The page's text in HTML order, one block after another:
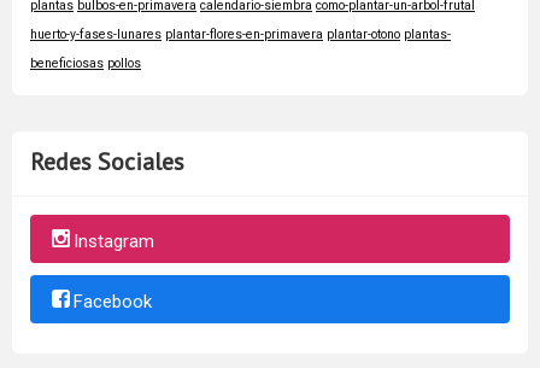
plantas bulbos-en-primavera calendario-siembra como-plantar-un-arbol-frutal
huerto-y-fases-lunares plantar-flores-en-primavera plantar-otono plantas-
beneficiosas pollos
Redes Sociales
Instagram
Facebook